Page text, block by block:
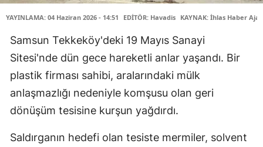
YAYINLAMA: 04 Haziran 2026 - 14:51 EDİTÖR: Havadis KAYNAK: İhlas Haber
Samsun Tekkeköy'deki 19 Mayıs Sanayi
Sitesi'nde dün gece hareketli anlar yaşandı. Bir
plastik firması sahibi, aralarındaki mülk
anlaşmazlığı nedeniyle komşusu olan geri
dönüşüm tesisine kurşun yağdırdı.
Saldırganın hedefi olan tesiste mermiler, solvent